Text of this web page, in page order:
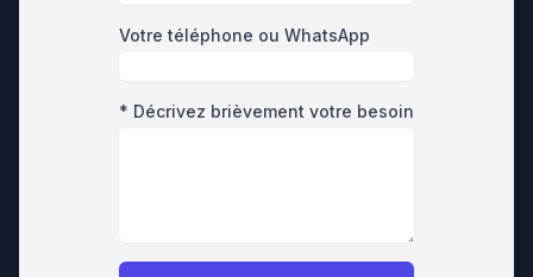
Votre téléphone ou WhatsApp
* Décrivez brièvement votre besoin